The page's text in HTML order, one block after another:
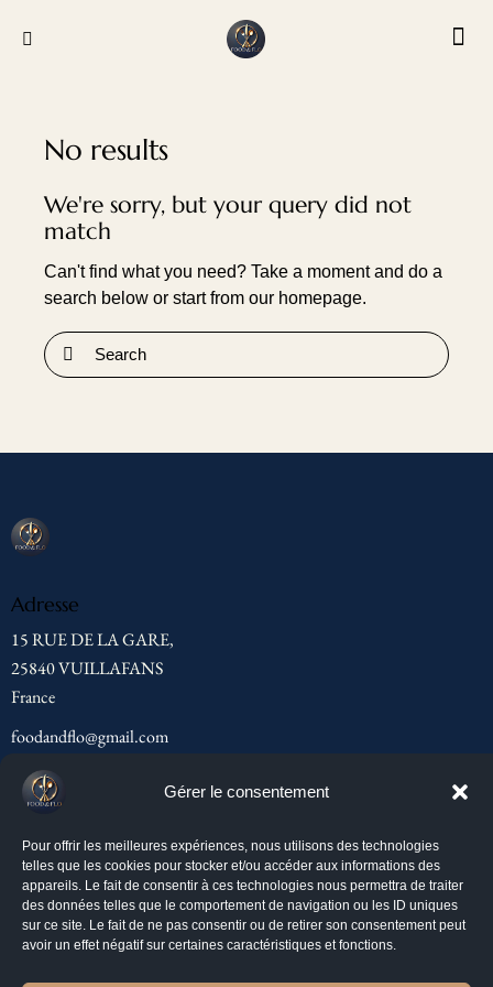
Gérer le consentement
Pour offrir les meilleures expériences, nous utilisons des technologies
telles que les cookies pour stocker et/ou accéder aux informations des
appareils. Le fait de consentir à ces technologies nous permettra de traiter
des données telles que le comportement de navigation ou les ID uniques
sur ce site. Le fait de ne pas consentir ou de retirer son consentement peut
avoir un effet négatif sur certaines caractéristiques et fonctions.
No results
We're sorry, but your query did not
match
Can't find what you need? Take a moment and do a
search below or start from our homepage.
Adresse
15 RUE DE LA GARE,
25840 VUILLAFANS
France
foodandflo@gmail.com
06 59 05 31 06
Accueil
À propos de FLO